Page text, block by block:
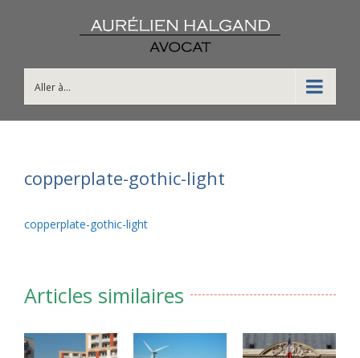
Aller à...
copperplate-gothic-light
copperplate-gothic-light
Articles similaires